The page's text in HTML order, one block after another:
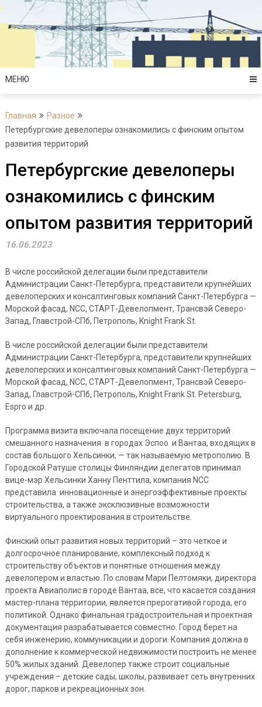
Перейти
содержимому
МЕНЮ
Главная
Разное
Петербургские девелоперы ознакомились с финским опытом
развития территорий
Петербургские девелоперы
ознакомились с финским
опытом развития территорий
16.06.2023
В числе российской делегации были представители
Администрации Санкт-Петербурга, представители крупнейших
девелоперских и консалтинговых компаний Санкт-Петербурга —
Морской фасад, NCC, СТАРТ-Девелопмент, Трансвэй Северо-
Запад, Главстрой-СПб, Петрополь, Knight Frank St.
В числе российской делегации были представители
Администрации Санкт-Петербурга, представители крупнейших
девелоперских и консалтинговых компаний Санкт-Петербурга —
Морской фасад, NCC, СТАРТ-Девелопмент, Трансвэй Северо-
Запад, Главстрой-СПб, Петрополь, Knight Frank St. Petersburg,
Espro и др.
Программа визита включала посещение двух территорий
смешанного назначения в городах Эспоо и Вантаа, входящих в
состав большого Хельсинки, — так называемую метрополию. В
Городской Ратуше столицы Финляндии делегатов принимал
вице-мэр Хельсинки Ханну Пенттила, компания NCC
представила инновационные и энергоэффективные проекты
строительства, а также эксклюзивные возможности
виртуального проектирования в строительстве.
Финский опыт развития новых территорий – это четкое и
долгосрочное планирование, комплексный подход к
строительству объектов и понятные отношения между
девелопером и властью. По словам Мари Пелтомяки, директора
проекта Авиаполис в городе Вантаа, все, что касается создания
мастер-плана территории, является прерогативой города, его
политикой. Однако финальная градостроительная и проектная
документация разрабатывается совместно. Город берет на
себя инженерию, коммуникации и дороги. Компания должна в
дополнение к коммерческой недвижимости построить не менее
50% жилых зданий. Девелопер также строит социальные
учреждения – детские сады, школы, развивает сеть внутренних
дорог, парков и рекреационных зон.